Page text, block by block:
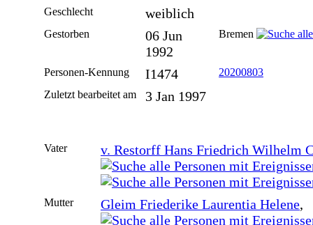
Geschlecht weiblich
Gestorben
06 Jun
1992
Bremen
Personen-Kennung I1474
20200803
Zuletzt bearbeitet am
3 Jan 1997
Vater v. Restorff Hans Friedrich Wilhelm
Mutter Gleim Friederike Laurentia Helene,